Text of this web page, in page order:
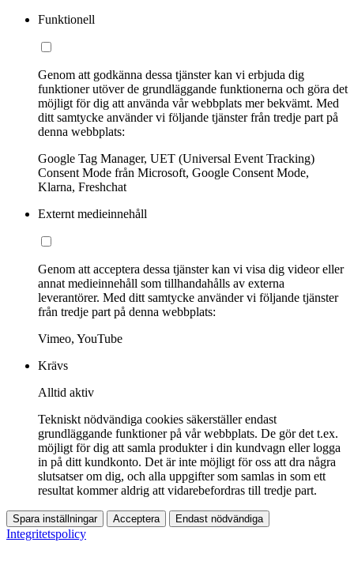
Funktionell
Genom att godkänna dessa tjänster kan vi erbjuda dig
funktioner utöver de grundläggande funktionerna och göra det
möjligt för dig att använda vår webbplats mer bekvämt. Med
ditt samtycke använder vi följande tjänster från tredje part på
denna webbplats:
Google Tag Manager, UET (Universal Event Tracking)
Consent Mode från Microsoft, Google Consent Mode,
Klarna, Freshchat
Externt medieinnehåll
Genom att acceptera dessa tjänster kan vi visa dig videor eller
annat medieinnehåll som tillhandahålls av externa
leverantörer. Med ditt samtycke använder vi följande tjänster
från tredje part på denna webbplats:
Vimeo, YouTube
Krävs
Alltid aktiv
Tekniskt nödvändiga cookies säkerställer endast
grundläggande funktioner på vår webbplats. De gör det t.ex.
möjligt för dig att samla produkter i din kundvagn eller logga
in på ditt kundkonto. Det är inte möjligt för oss att dra några
slutsatser om dig, och alla uppgifter som samlas in som ett
resultat kommer aldrig att vidarebefordras till tredje part.
Spara inställningar Acceptera Endast nödvändiga
Integritetspolicy